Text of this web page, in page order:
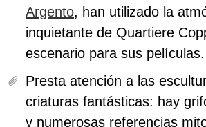
Argento, han utilizado la
inquietante de Quartiere
escenario para sus películas.
Presta atención a las
criaturas fantásticas: hay
y numerosas referencias